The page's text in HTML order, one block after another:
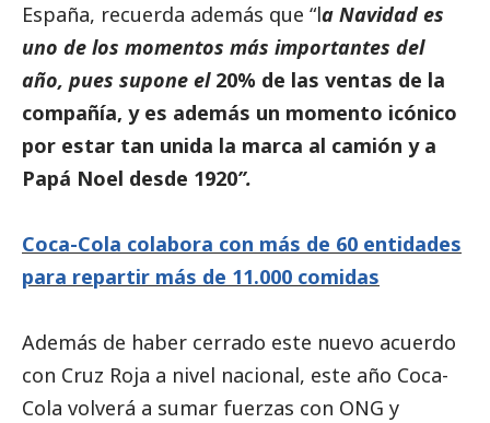
España, recuerda además que “la Navidad es
uno de los momentos más importantes del
año, pues supone el20% de las ventas de la
compañía, y es además un momento icónico
por estar tan unida la marca al camión y a
Papá Noel desde 1920”.
Coca-Cola colabora con más de 60 entidades
para repartir más de 11.000 comidas
Además de haber cerrado este nuevo acuerdo
con Cruz Roja a nivel nacional, este año Coca-
Cola volverá a sumar fuerzas con ONG y